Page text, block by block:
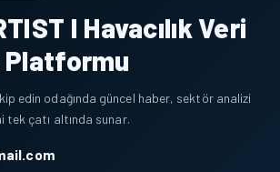
I Havacılık Veri
Platformu
edin odağında güncel haber, sektör analizi
tek çatı altında sunar.